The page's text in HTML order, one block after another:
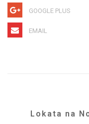
GOOGLE PLUS
EMAIL
Lokata na